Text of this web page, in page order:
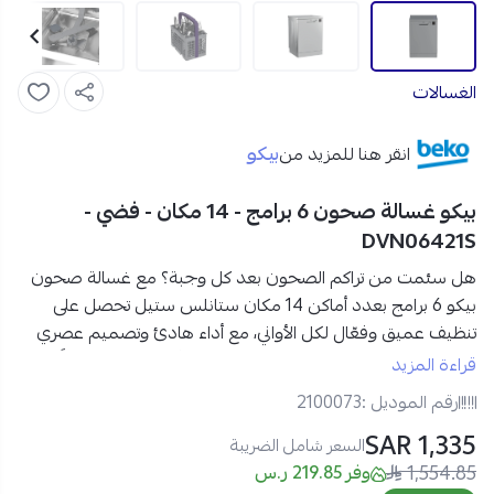
الغسالات
انقر هنا للمزيد منبيكو
بيكو غسالة صحون 6 برامج - 14 مكان - فضي -
DVN06421S
هل سئمت من تراكم الصحون بعد كل وجبة؟ مع غسالة صحون
بيكو 6 برامج بعدد أماكن 14 مكان ستانلس ستيل
تحصل على
تنظيف عميق وفعّال لكل الأواني، مع أداء هادئ وتصميم عصري
يوفر عليك الوقت والجهد ويجعل مطبخك أكثر راحة وتنظيماً.
مواصفات غسالة صحون بيكو 6 برامج في السعودية:
العلامة التجارية:بيكو
رقم الموديل:DVN06421S
قراءة المزيد
رقم الموديل :2100073
1,335 SAR السعر شامل الضريبة
1,554.85 وفر 219.85 ر.س